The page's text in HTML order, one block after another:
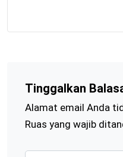
Tinggalkan
Alamat email Anda
Ruas yang wajib